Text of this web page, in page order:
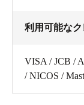
利用可能な
VISA / JCB /
/ NICOS /